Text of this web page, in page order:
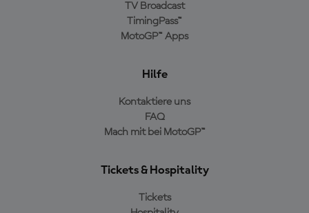
TV Broadcast
TimingPass™
MotoGP™ Apps
Hilfe
Kontaktiere uns
FAQ
Mach mit bei MotoGP™
Tickets & Hospitality
Tickets